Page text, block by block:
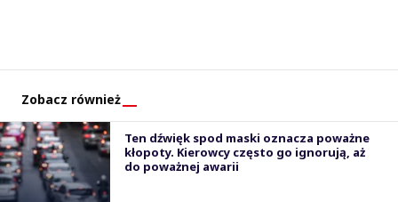
Zobacz również
Ten dźwięk spod maski oznacza poważne
kłopoty. Kierowcy często go ignorują, aż
do poważnej awarii